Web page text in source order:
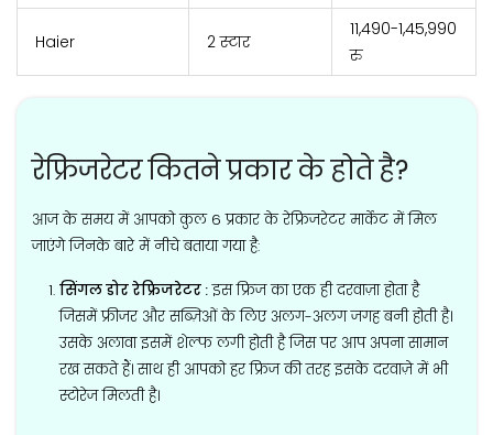
Haier 2 स्टार
11,490-1,45,990
रु
रेफ्रिजरेटर कितने प्रकार के होते है?
आज के समय में आपको कुल 6 प्रकार के रेफ्रिजरेटर मार्केट में मिल
जाएंगे जिनके बारे में नीचे बताया गया है:
सिंगल डोर रेफ्रिजरेटर :इस फ्रिज का एक ही दरवाज़ा होता है
जिसमें फ्रीजर और सब्ज़िओं के लिए अलग-अलग जगह बनी होती है।
उसके अलावा इसमें शेल्फ लगी होती है जिस पर आप अपना सामान
रख सकते हैं। साथ ही आपको हर फ्रिज की तरह इसके दरवाज़े में भी
स्टोरेज मिलती है।